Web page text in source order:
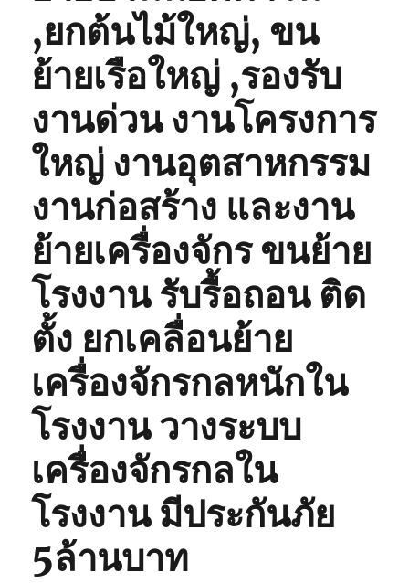
,ยกต้นไม้ใหญ่, ขน
ย้ายเรือใหญ่ ,รองรับ
งานด่วน งานโครงการ
ใหญ่ งานอุตสาหกรรม
งานก่อสร้าง และงาน
ย้ายเครื่องจักร ขนย้าย
โรงงาน รับรื้อถอน ติด
ตั้ง ยกเคลื่อนย้าย
เครื่องจักรกลหนักใน
โรงงาน วางระบบ
เครื่องจักรกลใน
โรงงาน มีประกันภัย
5ล้านบาท